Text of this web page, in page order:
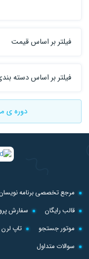
فیلتر بر اساس قیمت
فیلتر بر اساس دسته
دوره ی
مرجع تخصصی برنامه
قالب رایگان
سفارش
موتور جستجو
تاپ لرن
سوالات متداول